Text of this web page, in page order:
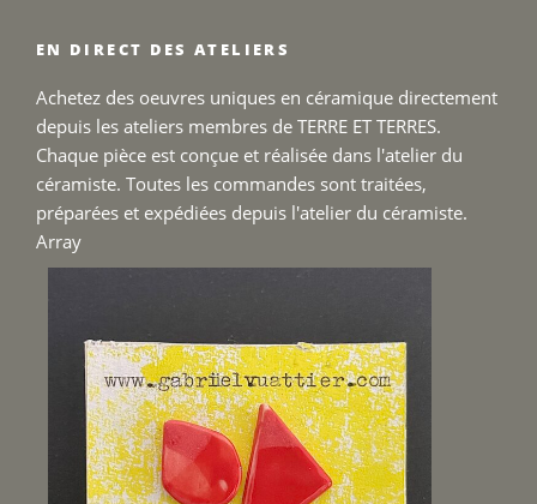
EN DIRECT DES ATELIERS
Achetez des oeuvres uniques en céramique directement
depuis les ateliers membres de TERRE ET TERRES.
Chaque pièce est conçue et réalisée dans l'atelier du
céramiste. Toutes les commandes sont traitées,
préparées et expédiées depuis l'atelier du céramiste.
Array